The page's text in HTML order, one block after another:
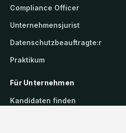
Compliance Officer
Unternehmensjurist
Datenschutzbeauftragte:r
Praktikum
Für Unternehmen
Kandidaten finden